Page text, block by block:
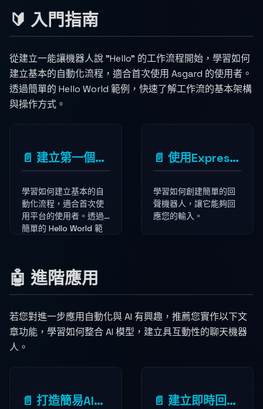
🔰 入門指南
從建立一能讓機器人說 "Hello" 的工作流程開始，學習如何
建立基本的自動化流程，適合首次使用 Asgard 的使用者。
透過簡單的 Hello World 範例，快速了解工作流的基本架構
與操作方式。
📄️ 建立第一個工作流程：讓機器人說 "Hello"
學習如何建立基本的自
動化流程，適合首次使
用平台的使用者。透過
簡單的 Hello World 範
📄️ 使用Expression建立Echo機器人
學習如何創建簡單的回
聲機器人，讓它能夠回
應您的輸入。
🤖 進階應用
若您對進一步應用自動化與 AI 有興趣，推薦您實作以下文
章功能，學習如何整合 AI 模型，建立具互動性的聊天機器
人。
📄️ 打造簡易AI聊天機器人 📄️ 建立即時回應聊天機器人